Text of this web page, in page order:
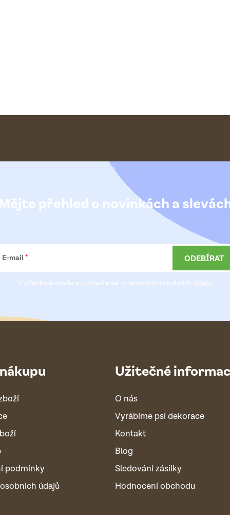
Mějte přehled o novinkácha
E-mail
Vložením e-mailu souhlasíte se zpracováním osobních údajů.
ODEBÍRAT
podmínky
údajů
Užitečné
O nás
Vyrábíme psí dekorace
Kontakt
Blog
Sledování zásilky
Hodnocení obchodu